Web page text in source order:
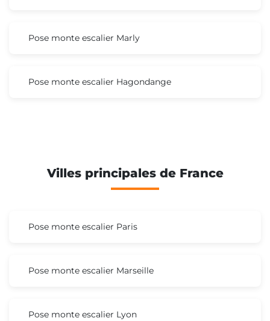
Pose monte escalier Marly
Pose monte escalier Hagondange
Villes principales de France
Pose monte escalier Paris
Pose monte escalier Marseille
Pose monte escalier Lyon